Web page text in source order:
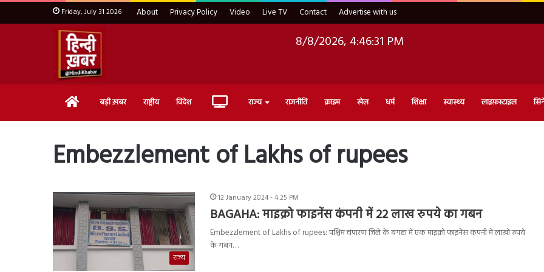
Friday, July 31 2026 About Privacy Policy Video Live TV Contact Advertise with us
8/8/2026, 4:46:32 PM
Home बड़ी ख़बर राष्ट्रीय विदेश Live राज्य राजनीति क्राइम खेल धर्म शिक्षा स्वास्थ्य लाइफ़स्टाइल
Embezzlement of Lakhs of rupees
राज्य
12 January 2024 - 4:25 PM
BAGAHA: माइक्रो फाइनेंस कंपनी में 22 लाख रुपये का गबन
Embezzlement of Lakhs of rupees: पश्चिम चंपारण ज़िले के बगहा में एक माइक्रो फाइनेंस कंपनी में लाखों रुपये
के गबन…